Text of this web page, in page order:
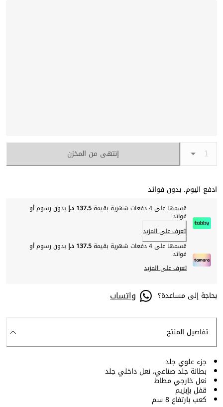
إنتهى من المخزن
ادفع اليوم. بدون فوائد
قسمها على 4 دفعات شهرية بقيمة 137.5 د.إ بدون رسوم أو
فوائد
تعرف على المزيد
قسمها على 4 دفعات شهرية بقيمة
137.5 د.إ بدون رسوم أو
فوائد
تعرف على المزيد
بحاجة إلى مساعدة؟ واتساب
تفاصيل المنتج
جزء علوي جلد
بطانة جلد صناعي، نعل داخلي جلد
نعل خارجي مطاط
قفل بإبزيم
كعب بارتفاع 8 سم